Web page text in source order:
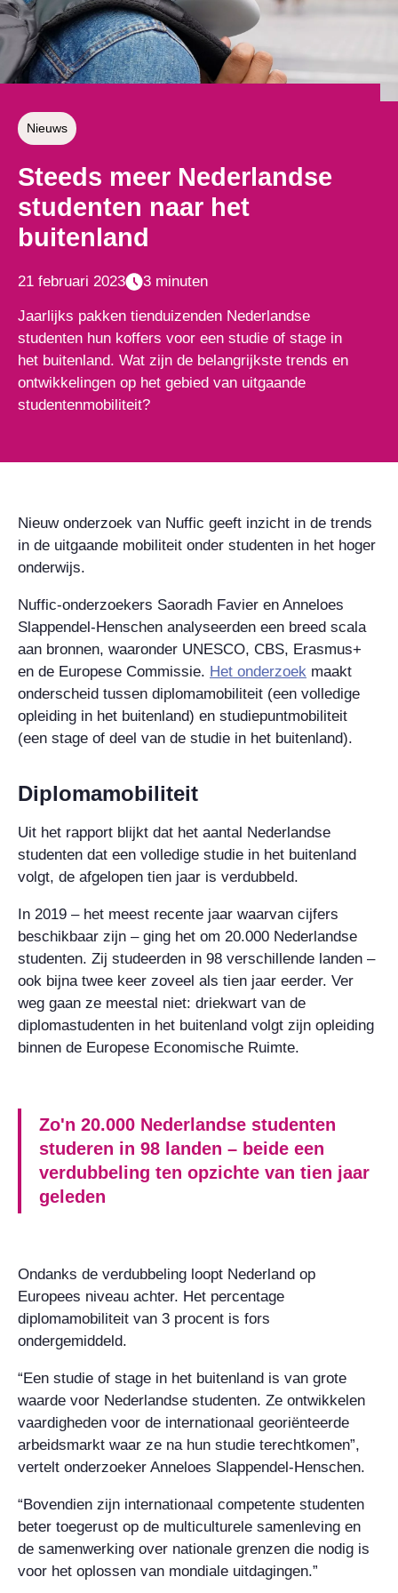
Nieuws
Steeds meer Nederlandse
studenten naar het
buitenland
21 februari 2023 3 minuten
Jaarlijks pakken tienduizenden Nederlandse
studenten hun koffers voor een studie of stage in
het buitenland. Wat zijn de belangrijkste trends en
ontwikkelingen op het gebied van uitgaande
studentenmobiliteit?
Nieuw onderzoek van Nuffic geeft inzicht in de trends
in de uitgaande mobiliteit onder studenten in het hoger
onderwijs.
Nuffic-onderzoekers Saoradh Favier en Anneloes
Slappendel-Henschen analyseerden een breed scala
aan bronnen, waaronder UNESCO, CBS, Erasmus+
en de Europese Commissie. Het onderzoek maakt
onderscheid tussen diplomamobiliteit (een volledige
opleiding in het buitenland) en studiepuntmobiliteit
(een stage of deel van de studie in het buitenland).
Diplomamobiliteit
Uit het rapport blijkt dat het aantal Nederlandse
studenten dat een volledige studie in het buitenland
volgt, de afgelopen tien jaar is verdubbeld.
In 2019 – het meest recente jaar waarvan cijfers
beschikbaar zijn – ging het om 20.000 Nederlandse
studenten. Zij studeerden in 98 verschillende landen –
ook bijna twee keer zoveel als tien jaar eerder. Ver
weg gaan ze meestal niet: driekwart van de
diplomastudenten in het buitenland volgt zijn opleiding
binnen de Europese Economische Ruimte.
Zo'n 20.000 Nederlandse studenten
studeren in 98 landen – beide een
verdubbeling ten opzichte van tien jaar
geleden
Ondanks de verdubbeling loopt Nederland op
Europees niveau achter. Het percentage
diplomamobiliteit van 3 procent is fors
ondergemiddeld.
“Een studie of stage in het buitenland is van grote
waarde voor Nederlandse studenten. Ze ontwikkelen
vaardigheden voor de internationaal georiënteerde
arbeidsmarkt waar ze na hun studie terechtkomen”,
vertelt onderzoeker Anneloes Slappendel-Henschen.
“Bovendien zijn internationaal competente studenten
beter toegerust op de multiculturele samenleving en
de samenwerking over nationale grenzen die nodig is
voor het oplossen van mondiale uitdagingen.”